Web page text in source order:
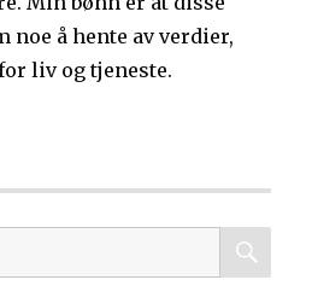
noe å hente av verdier,
liv og tjeneste.